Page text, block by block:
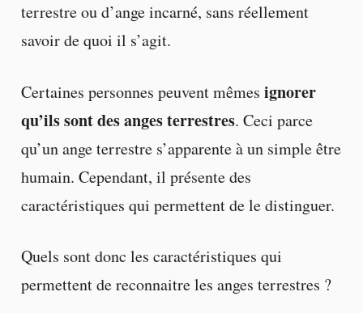
terrestre ou d’ange incarné, sans réellement
savoir de quoi il s’agit.
Certaines personnes peuvent mêmes ignorer
qu’ils sont des anges terrestres. Ceci parce
qu’un ange terrestre s’apparente à un simple être
humain. Cependant, il présente des
caractéristiques qui permettent de le distinguer.
Quels sont donc les caractéristiques qui
permettent de reconnaitre les anges terrestres ?